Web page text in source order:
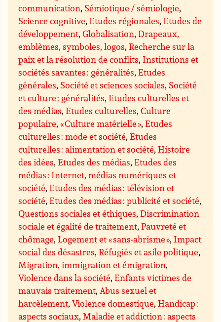
communication, Sémiotique / sémiologie,
Science cognitive,Etudes régionales,Etudes de
développement,Globalisation,Drapeaux,
emblèmes, symboles, logos,Recherche sur la
paix et la résolution de conflits, Institutions et
sociétés savantes : généralités,Etudes
générales, Société et sciences sociales, Société
et culture : généralités,Etudes culturelles et
des médias,Etudes culturelles,Culture
populaire,« Culture matérielle »,Etudes
culturelles : mode et société,Etudes
culturelles : alimentation et société,Histoire
des idées,Etudes des médias,Etudes des
médias : Internet, médias numériques et
société,Etudes des médias : télévision et
société,Etudes des médias : publicité et société,
Questions sociales et éthiques,Discrimination
sociale et égalité de traitement,Pauvreté et
chômage,Logement et « sans-abrisme », Impact
social des désastres,Réfugiés et asile politique,
Migration, immigration et émigration,
Violence dans la société,Enfants victimes de
mauvais traitement,Abus sexuel et
harcèlement,Violence domestique,Handicap :
aspects sociaux,Maladie et addiction : aspects